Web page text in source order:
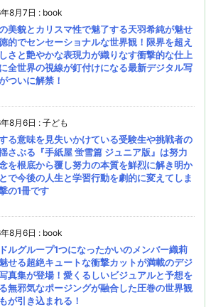
8月7日 : book
美貌とカリスマ性で魅了する天羽希純が魅せ
的でセンセーショナルな世界観！限界を超え
さと艶やかな表現力が織りなす衝撃的な仕上
全世界の視線が釘付けになる最新デジタル写
ついに解禁！
8月6日 : 子ども
る意味を見失いかけている受験生や挑戦者の
さぶる『手紙屋 蛍雪篇 ジュニア版』は努力
を根底から覆し努力の本質を鮮烈に解き明か
で今後の人生と学習行動を劇的に変えてしま
の1冊です
8月6日 : book
ルグループ1つになったかいのメンバー織莉
せる超絶キュートな衝撃カットが満載のデジ
真集が登場！愛くるしいビジュアルと予想を
無邪気なポージングが融合した圧巻の世界観
が引き込まれる！